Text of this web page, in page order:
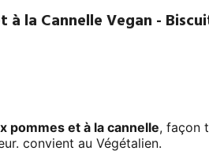
à la Cannelle Vegan -
pommes et à la cannelle, façon
convient au Végétalien.